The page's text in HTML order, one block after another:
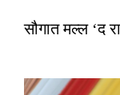
सौगात मल्ल ‘द